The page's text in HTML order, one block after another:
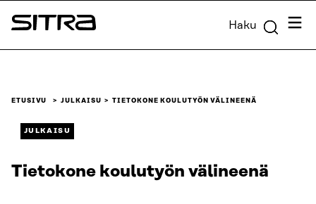
Siirry
suoraan
Sitra Haku
ETUSIVU JULKAISU TIETOKONE KOULUTYÖN VÄLINEENÄ
JULKAISU
Tietokone koulutyön välineenä